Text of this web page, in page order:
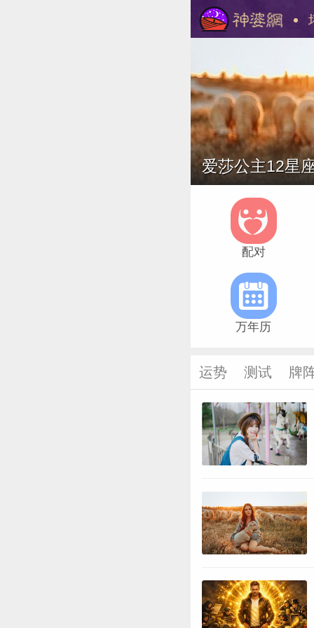
美国神婆
爱莎公主12星
配对
万年历
运势 测试 牌